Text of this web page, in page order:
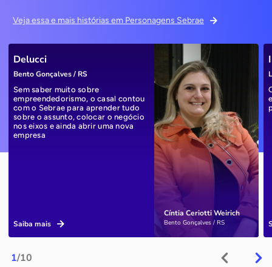
Veja essa e mais histórias em Personagens Sebrae
1/10
Cíntia Ceriotti Weirich
Bento Gonçalves / RS
Delucci
Bento Gonçalves / RS
Sem saber muito sobre
empreendedorismo, o casal contou
com o Sebrae para aprender tudo
sobre o assunto, colocar o negócio
nos eixos e ainda abrir uma nova
empresa
Saiba mais